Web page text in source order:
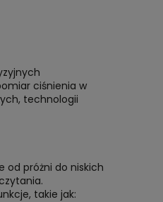
ciśnienia w
technologii
od próżni do niskich
takie jak: